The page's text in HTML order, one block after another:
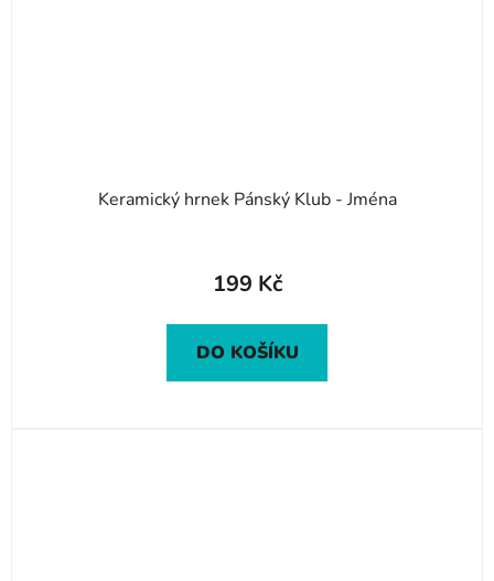
Keramický hrnek Pánský Klub - Jména
199 Kč
DO KOŠÍKU